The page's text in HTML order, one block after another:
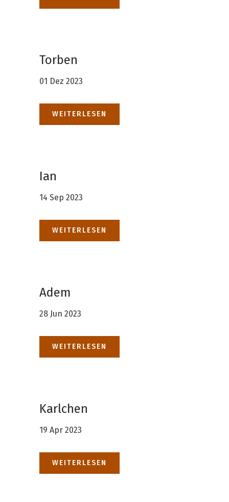
Torben
01 Dez 2023
WEITERLESEN
Ian
14 Sep 2023
WEITERLESEN
Adem
28 Jun 2023
WEITERLESEN
Karlchen
19 Apr 2023
WEITERLESEN